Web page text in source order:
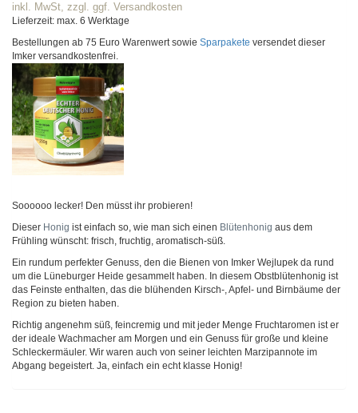
inkl. MwSt, zzgl. ggf. Versandkosten
Lieferzeit: max. 6 Werktage
Bestellungen ab 75 Euro Warenwert sowie Sparpakete versendet dieser
Imker versandkostenfrei.
Soooooo lecker! Den müsst ihr probieren!
Dieser Honig ist einfach so, wie man sich einen Blütenhonig aus dem
Frühling wünscht: frisch, fruchtig, aromatisch-süß.
Ein rundum perfekter Genuss, den die Bienen von Imker Wejlupek da rund
um die Lüneburger Heide gesammelt haben. In diesem Obstblütenhonig ist
das Feinste enthalten, das die blühenden Kirsch-, Apfel- und Birnbäume der
Region zu bieten haben.
Richtig angenehm süß, feincremig und mit jeder Menge Fruchtaromen ist er
der ideale Wachmacher am Morgen und ein Genuss für große und kleine
Schleckermäuler. Wir waren auch von seiner leichten Marzipannote im
Abgang begeistert. Ja, einfach ein echt klasse Honig!